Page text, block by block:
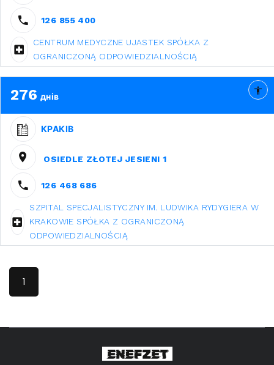
126 855 400
CENTRUM MEDYCZNE UJASTEK SPÓŁKA Z
OGRANICZONĄ ODPOWIEDZIALNOŚCIĄ
276 днів
КРАКІВ
OSIEDLE ZŁOTEJ JESIENI 1
126 468 686
SZPITAL SPECJALISTYCZNY IM. LUDWIKA RYDYGIERA W
KRAKOWIE SPÓŁKA Z OGRANICZONĄ
ODPOWIEDZIALNOŚCIĄ
1